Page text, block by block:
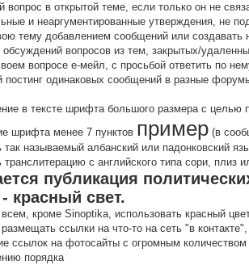
вопрос в открытой теме, если только он не
и неаргументированные утверждения, не
тему добавлением сообщений или
вопросов из тем, закpытых/
вопросе е-мейл, с просьбой ответить по
постинг одинаковых сообщений в разные
в тексте шрифта большого размера с целью
шрифта менее 7 пунктов пример (в
так называемый албанский или падонковский
с английского типа сори, плиз
публикация
красный свет.
кроме Sinoptika, использовать красный
ссылки на что-то на сеть "в
ссылок на фотосайты с огромным количеством
порядка